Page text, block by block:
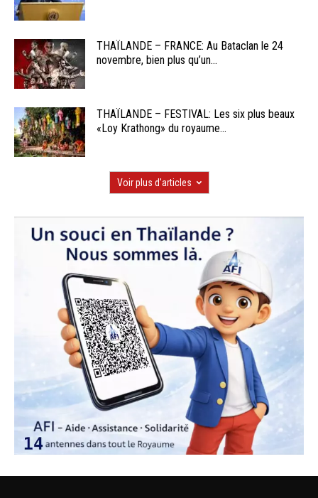
THAÏLANDE – FRANCE: Au Bataclan le 24
novembre, bien plus qu’un...
THAÏLANDE – FESTIVAL: Les six plus beaux
«Loy Krathong» du royaume...
Voir plus d'articles